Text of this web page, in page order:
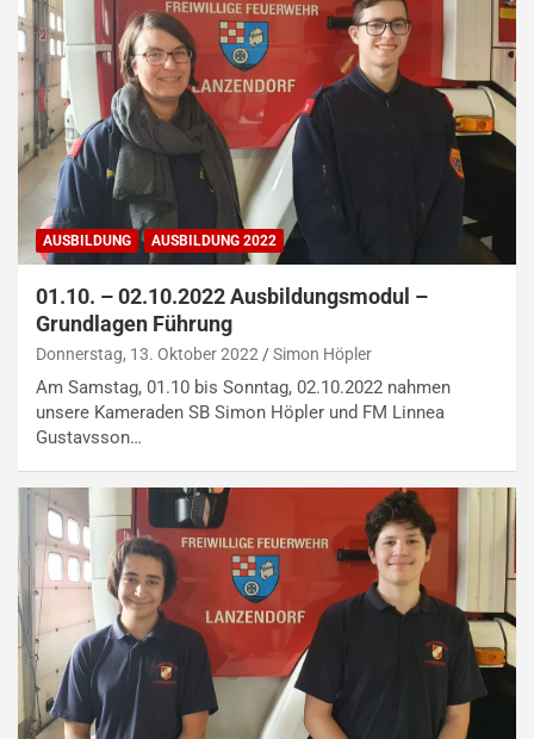
AUSBILDUNG AUSBILDUNG 2022
01.10. – 02.10.2022 Ausbildungsmodul –
Grundlagen Führung
Donnerstag, 13. Oktober 2022 Simon Höpler
Am Samstag, 01.10 bis Sonntag, 02.10.2022 nahmen
unsere Kameraden SB Simon Höpler und FM Linnea
Gustavsson…